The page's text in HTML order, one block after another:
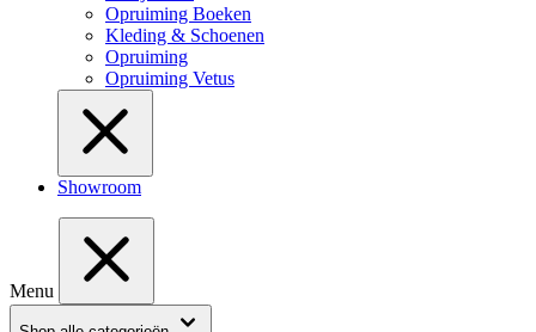
Opruiming Boeken
Kleding & Schoenen
Opruiming
Opruiming Vetus
Showroom
Menu